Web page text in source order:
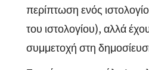
περίπτωση ενός
του ιστολογίου), αλλά
συμμετοχή στη